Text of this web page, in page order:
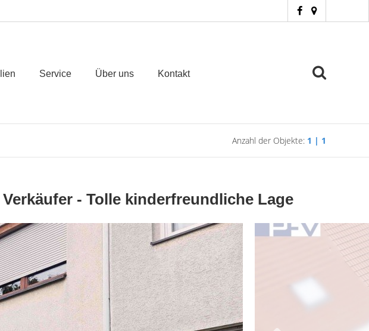
Service Über uns Kontakt
Anzahl der Objekte: 1 | 1
- Tolle kinderfreundliche Lage